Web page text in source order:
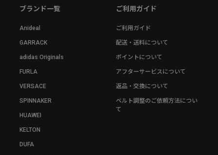
ブランド一覧
Anideal
GARRACK
adidas Originals
FURLA
VERSACE
SPINNAKER
HUAWEI
KELTON
DUFA
ご利用ガイド
ご利用ガイド
配送・送料について
ポイントについて
アフターサービスについて
返品・交換について
ベルト調整のご依頼方法につい
て